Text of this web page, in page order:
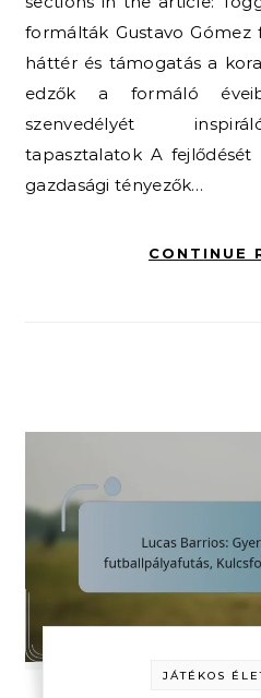
formálták Gustavo Gómez
háttér és támogatás a
edzők a formáló
szenvedélyét
tapasztalatok A fejlődését
gazdasági tényezők…
CONTINUE
JÁTÉKOS